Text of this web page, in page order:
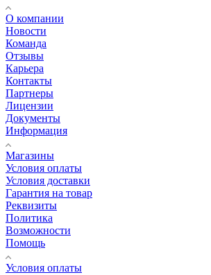
О компании
Новости
Команда
Отзывы
Карьера
Контакты
Партнеры
Лицензии
Документы
Информация
Магазины
Условия оплаты
Условия доставки
Гарантия на товар
Реквизиты
Политика
Возможности
Помощь
Условия оплаты